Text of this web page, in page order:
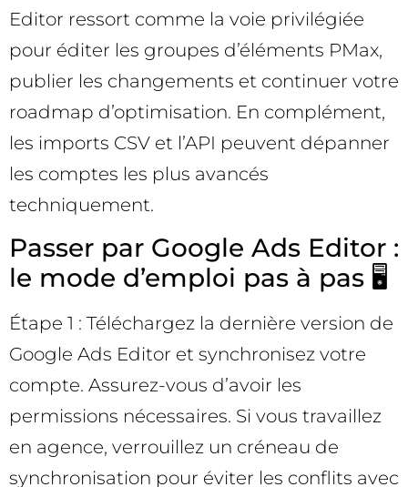
Editor ressort comme la voie privilégiée
pour éditer les groupes d’éléments PMax,
publier les changements et continuer votre
roadmap d’optimisation. En complément,
les imports CSV et l’API peuvent dépanner
les comptes les plus avancés
techniquement.
Passer par Google Ads Editor :
le mode d’emploi pas à pas 🖥️
Étape 1 : Téléchargez la dernière version de
Google Ads Editor et synchronisez votre
compte. Assurez-vous d’avoir les
permissions nécessaires. Si vous travaillez
en agence, verrouillez un créneau de
synchronisation pour éviter les conflits avec